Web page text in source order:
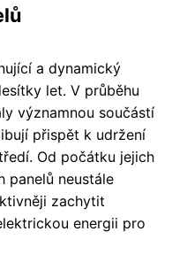
a dynamický
let. V průběhu
významnou součástí
přispět k udržení
Od počátku jejich
panelů neustále
zachytit
energii pro